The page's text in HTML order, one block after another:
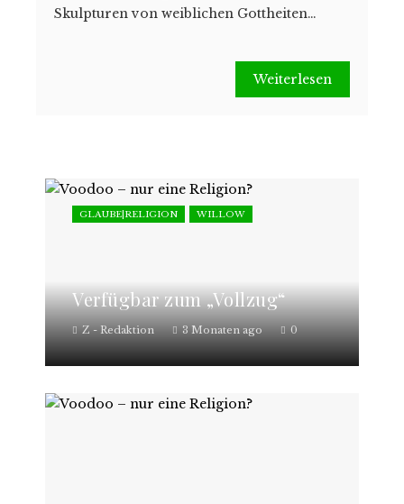
Skulpturen von weiblichen Gottheiten…
Weiterlesen
Verfügbar zum „Vollzug“
Z - Redaktion 3 Monaten ago 0
GLAUBE|RELIGION WILLOW